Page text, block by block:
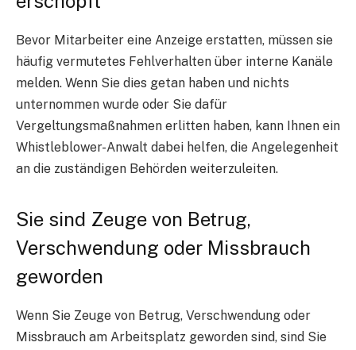
Bevor Mitarbeiter eine Anzeige erstatten, müssen sie
häufig vermutetes Fehlverhalten über interne Kanäle
melden. Wenn Sie dies getan haben und nichts
unternommen wurde oder Sie dafür
Vergeltungsmaßnahmen erlitten haben, kann Ihnen ein
Whistleblower-Anwalt dabei helfen, die Angelegenheit
an die zuständigen Behörden weiterzuleiten.
Sie sind Zeuge von Betrug,
Verschwendung oder Missbrauch
geworden
Wenn Sie Zeuge von Betrug, Verschwendung oder
Missbrauch am Arbeitsplatz geworden sind, sind Sie